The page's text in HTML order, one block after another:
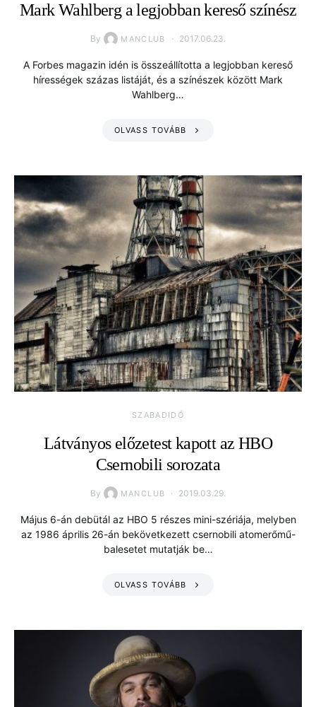
Mark Wahlberg a legjobban kereső színész
By MANCLUB 2017.06.23.
A Forbes magazin idén is összeállította a legjobban kereső
hírességek százas listáját, és a színészek között Mark
Wahlberg…
OLVASS TOVÁBB
SZABADIDŐ
Látványos előzetest kapott az HBO
Csernobili sorozata
By MANCLUB 2019.03.29.
Május 6-án debütál az HBO 5 részes mini-szériája, melyben
az 1986 április 26-án bekövetkezett csernobili atomerőmű-
balesetet mutatják be…
OLVASS TOVÁBB